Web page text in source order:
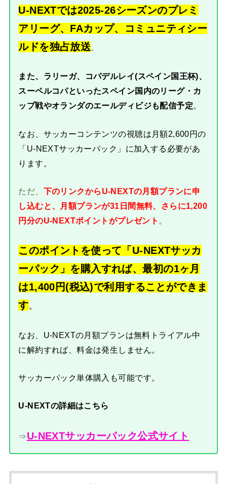
U-NEXTでは2025-26シーズンのプレミ
アリーグ、FAカップ、コミュニティシー
ルドを独占放送。
また、ラリーガ、コパデルレイ(スペイン国王杯)、
スーペルコパといったスペイン国内のリーグ・カ
ップ戦やオランダのエールディビジも配信予定。
なお、サッカーコンテンツの視聴は月額2,600円の
「U-NEXTサッカーパック」に加入する必要があ
ります。
ただ、 下のリンクからU-NEXTの月額プランに申
し込むと、月額プランが31日間無料、さらに1,200
円分のU-NEXTポイントがプレゼント 。
このポイントを使って「U-NEXTサッカ
ーパック」を購入すれば、最初の1ヶ月
は1,400円(税込)で利用することができま
す。
なお、U-NEXTの月額プランは無料トライアル中
に解約すれば、料金は発生しません。
サッカーパック単体購入も可能です。
U-NEXTの詳細はこちら
⇒U-NEXTサッカーパック公式サイト